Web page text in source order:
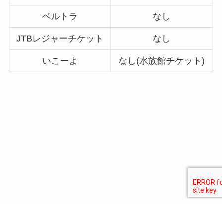
ベルトラ なし
JTBレジャーチケット なし
いこーよ なし(水族館チケット)